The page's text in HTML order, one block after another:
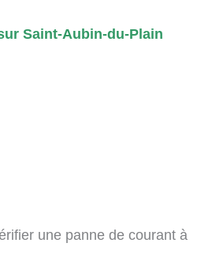
Saint-Aubin-du-Plain
une panne de courant à